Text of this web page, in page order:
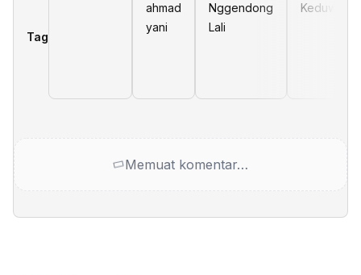
Tag
ahmad
yani
Nggendong
Lali
Keduwung:
Memuat komentar…